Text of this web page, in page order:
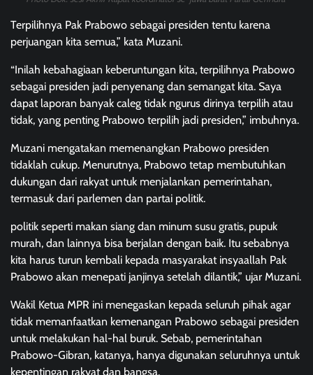
Terpilihnya Pak Prabowo sebagai presiden tentu karena
perjuangan kita semua,” kata Muzani.
“Inilah kebahagiaan keberuntungan kita, terpilihnya Prabowo
sebagai presiden jadi penyenang dan semangat kita. Saya
dapat laporan banyak caleg tidak ngurus dirinya terpilih atau
tidak, yang penting Prabowo terpilih jadi presiden,” imbuhnya.
Muzani mengatakan memenangkan Prabowo presiden
tidaklah cukup. Menurutnya, Prabowo tetap membutuhkan
dukungan dari rakyat untuk menjalankan pemerintahan,
termasuk dari parlemen dan partai politik.
politik seperti makan siang dan minum susu gratis, pupuk
murah, dan lainnya bisa berjalan dengan baik. Itu sebabnya
kita harus turun kembali kepada masyarakat insyaallah Pak
Prabowo akan menepati janjinya setelah dilantik,” ujar Muzani.
Wakil Ketua MPR ini menegaskan kepada seluruh pihak agar
tidak memanfaatkan kemenangan Prabowo sebagai presiden
untuk melakukan hal-hal buruk. Sebab, pemerintahan
Prabowo-Gibran, katanya, hanya digunakan seluruhnya untuk
kepentingan rakyat dan bangsa.